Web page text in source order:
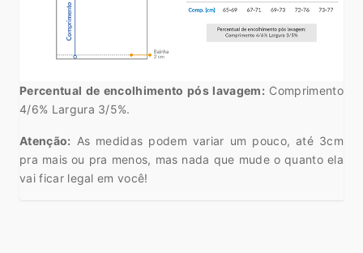
Percentual de encolhimento pós lavagem: Comprimento
4/6% Largura 3/5%.
Atenção: As medidas podem variar um pouco, até 3cm
pra mais ou pra menos, mas nada que mude o quanto ela
vai ficar legal em você!